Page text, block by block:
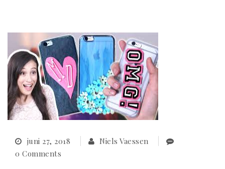
juni 27, 2018
Niels Vaessen
0 Comments